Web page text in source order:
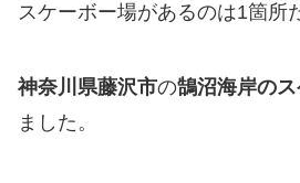
スケーボー場があるのは1箇所
神奈川県藤沢市の鵠沼海岸の
ました。